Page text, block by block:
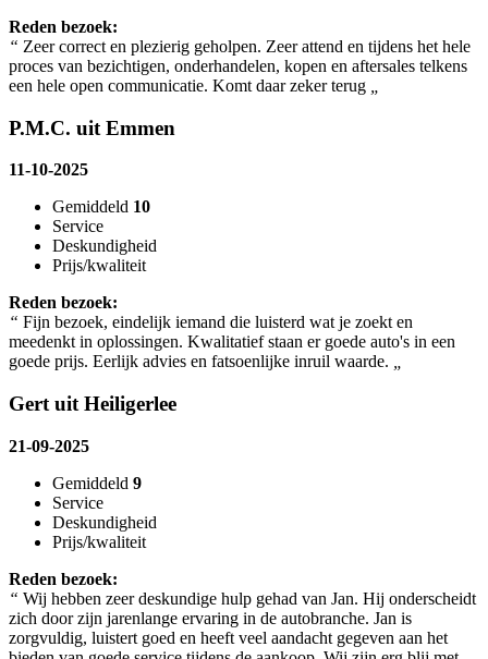
Reden bezoek:
“ Zeer correct en plezierig geholpen. Zeer attend en tijdens het hele
proces van bezichtigen, onderhandelen, kopen en aftersales telkens
een hele open communicatie. Komt daar zeker terug
P.M.C. uit Emmen
11-10-2025
Gemiddeld 10
Service
Deskundigheid
Prijs/kwaliteit
Reden bezoek:
“ Fijn bezoek, eindelijk iemand die luisterd wat je zoekt en
meedenkt in oplossingen. Kwalitatief staan er goede auto's in een
goede prijs. Eerlijk advies en fatsoenlijke inruil waarde.
Gert uit Heiligerlee
21-09-2025
Gemiddeld 9
Service
Deskundigheid
Prijs/kwaliteit
Reden bezoek:
“ Wij hebben zeer deskundige hulp gehad van Jan. Hij onderscheidt
zich door zijn jarenlange ervaring in de autobranche. Jan is
zorgvuldig, luistert goed en heeft veel aandacht gegeven aan het